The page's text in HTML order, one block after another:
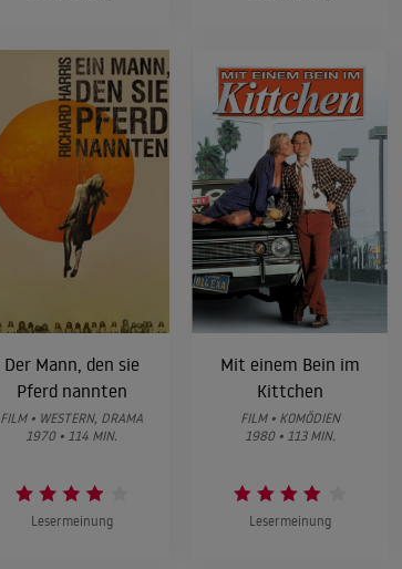
Der Mann, den sie
Pferd nannten
FILM • WESTERN, DRAMA
1970 • 114 MIN.
Lesermeinung
Mit einem Bein im
Kittchen
FILM • KOMÖDIEN
1980 • 113 MIN.
Lesermeinung